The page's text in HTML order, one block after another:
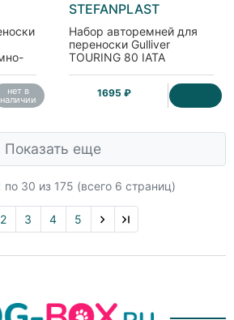
нет в
наличии
STEFANPLAST
Набор авторемней для
переноски Gulliver
TOURING 80 IATA
1695 ₽
Показать еще
по 30 из 175 (всего 6 страниц)
2 3 4 5